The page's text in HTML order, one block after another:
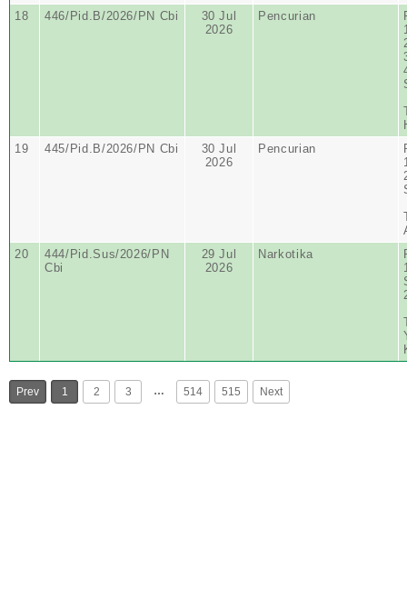
18
446/Pid.B/2026/PN Cbi
30 Jul
2026
Pencurian
19
445/Pid.B/2026/PN Cbi
30 Jul
2026
Pencurian
20
444/Pid.Sus/2026/PN
Cbi
29 Jul
2026
Narkotika
Prev 1 2 3 … 514 515 Next